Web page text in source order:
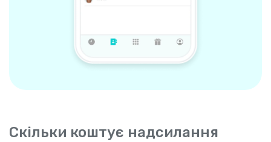
Скільки коштує надсилання